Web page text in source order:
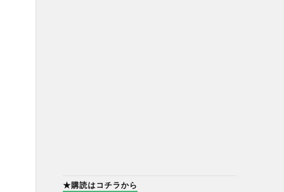
★購読はコチラから